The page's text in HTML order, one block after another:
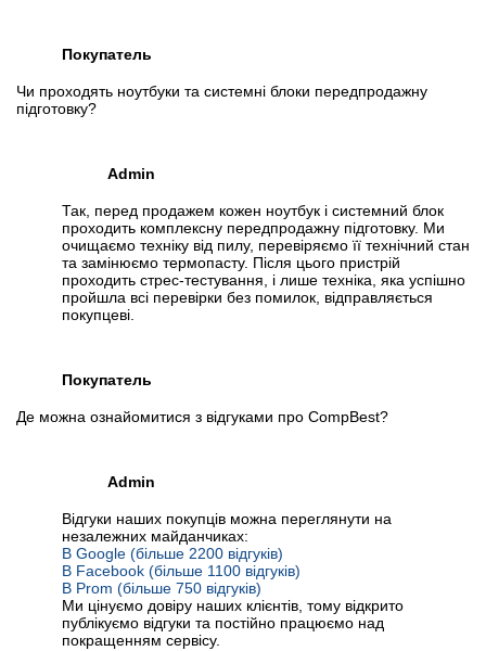
Покупатель
Чи проходять ноутбуки та системні блоки передпродажну
підготовку?
Admin
Так, перед продажем кожен ноутбук і системний блок
проходить комплексну передпродажну підготовку. Ми
очищаємо техніку від пилу, перевіряємо її технічний стан
та замінюємо термопасту. Після цього пристрій
проходить стрес-тестування, і лише техніка, яка успішно
пройшла всі перевірки без помилок, відправляється
покупцеві.
Покупатель
Де можна ознайомитися з відгуками про CompBest?
Admin
Відгуки наших покупців можна переглянути на
незалежних майданчиках:
В Google (більше 2200 відгуків)
В Facebook (більше 1100 відгуків)
В Prom (більше 750 відгуків)
Ми цінуємо довіру наших клієнтів, тому відкрито
публікуємо відгуки та постійно працюємо над
покращенням сервісу.